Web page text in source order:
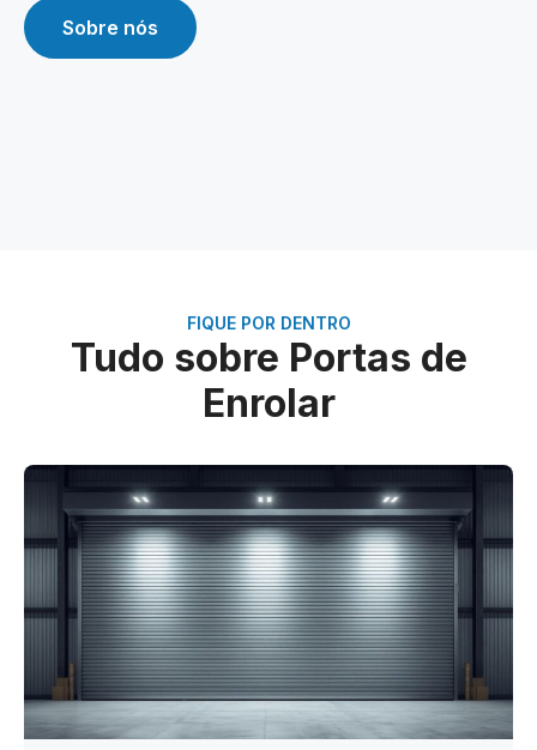
Sobre nós
FIQUE POR DENTRO
Tudo sobre Portas de
Enrolar